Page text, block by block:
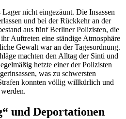
nicht eingezäunt. Die Insassen
und bei der Rückkehr an der
aus fünf Berliner Polizisten, die
Auftreten eine ständige Atmosphäre
Gewalt war an der Tagesordnung.
machten den Alltag der Sinti und
hetzte einer der Polizisten
was zu schwersten
konnten völlig willkürlich und
und Deportationen